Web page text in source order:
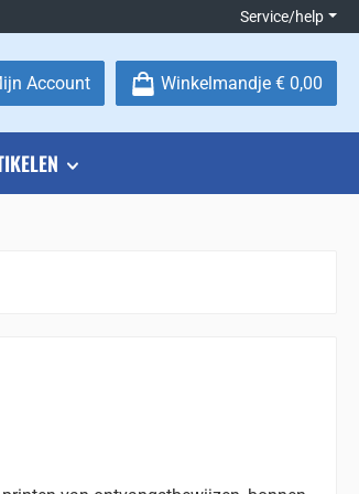
Service/help
op je verlanglijstje
Account Winkelmandje € 0,00